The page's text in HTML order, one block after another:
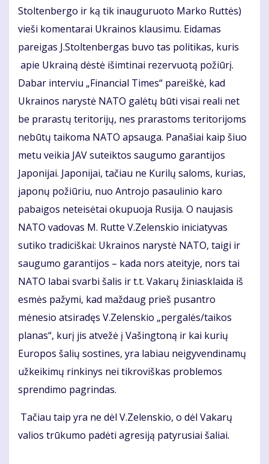
Stoltenbergo ir ką tik inauguruoto Marko Ruttės)
vieši komentarai Ukrainos klausimu. Eidamas
pareigas J.Stoltenbergas buvo tas politikas, kuris
apie Ukrainą dėstė išimtinai rezervuotą požiūrį.
Dabar interviu „Financial Times“ pareiškė, kad
Ukrainos narystė NATO galėtų būti visai reali net
be prarastų teritorijų, nes prarastoms teritorijoms
nebūtų taikoma NATO apsauga. Panašiai kaip šiuo
metu veikia JAV suteiktos saugumo garantijos
Japonijai. Japonijai, tačiau ne Kurilų saloms, kurias,
japonų požiūriu, nuo Antrojo pasaulinio karo
pabaigos neteisėtai okupuoja Rusija. O naujasis
NATO vadovas M. Rutte V.Zelenskio iniciatyvas
sutiko tradiciškai: Ukrainos narystė NATO, taigi ir
saugumo garantijos – kada nors ateityje, nors tai
NATO labai svarbi šalis ir t.t. Vakarų žiniasklaida iš
esmės pažymi, kad maždaug prieš pusantro
mėnesio atsiradęs V.Zelenskio „pergalės/taikos
planas“, kurį jis atvežė į Vašingtoną ir kai kurių
Europos šalių sostines, yra labiau neigyvendinamų
užkeikimų rinkinys nei tikroviškas problemos
sprendimo pagrindas.
Tačiau taip yra ne dėl V.Zelenskio, o dėl Vakarų
valios trūkumo padėti agresiją patyrusiai šaliai.